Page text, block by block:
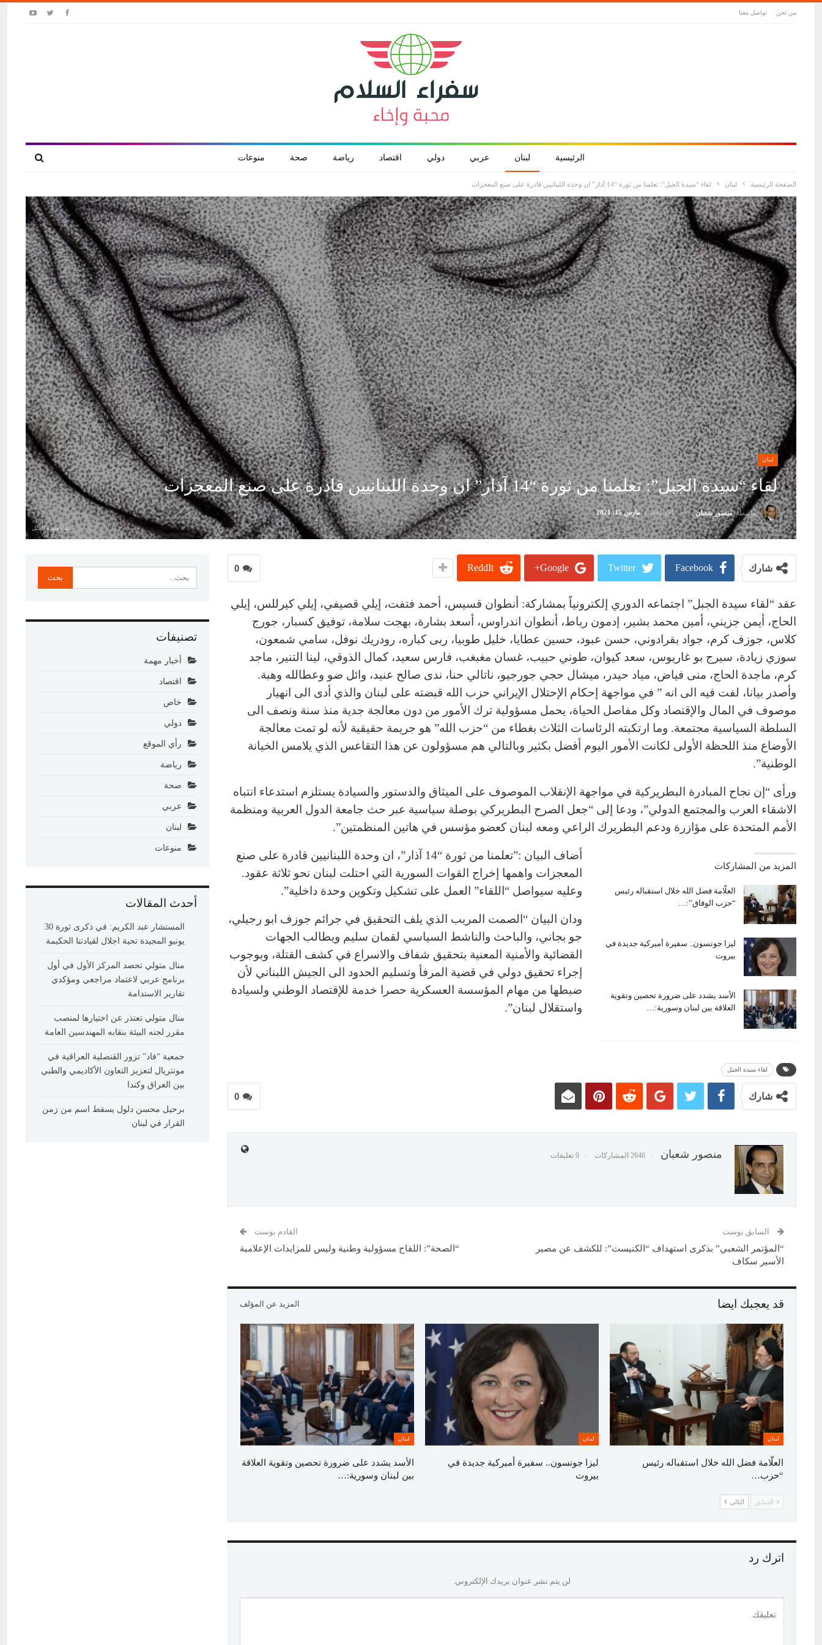
من نحن تواصل معنا
الرئيسية لبنان عربي دولي اقتصاد رياضة صحة منوعات
الصفحة الرئيسية لبنان لقاء “سيدة الجبل”: تعلمنا من ثورة “14 آذار” ان وحدة اللبنانيين قادرة على صنع المعجزات
لبنان
لقاء “سيدة الجبل”: تعلمنا من ثورة “14 آذار” ان وحدة اللبنانيين قادرة على صنع المعجزات
بواسطةمنصور شعبان آخر تحديث مارس 15, 2021
لقاء سيدة الجبل
0 شارك Facebook
Twitter
Google+
ReddIt
عقد “لقاء سيدة الجبل” اجتماعه الدوري إلكترونياً بمشاركة: أنطوان قسيس، أحمد فتفت، إيلي قصيفي، إيلي كيرللس، إيلي
الحاج، أيمن جزيني، أمين محمد بشير، إدمون رباط، أنطوان اندراوس، أسعد بشارة، بهجت سلامة، توفيق كسبار، جورج
كلاس، جوزف كرم، جواد بقرادوني، حسن عبود، حسين عطايا، خليل طوبيا، ربى كباره، رودريك نوفل، سامي شمعون،
سوزي زيادة، سيرج بو غاريوس، سعد كيوان، طوني حبيب، غسان مغبغب، فارس سعيد، كمال الذوقي، لينا التنير، ماجد
كرم، ماجدة الحاج، منى فياض، مياد حيدر، ميشال حجي جورجيو، ناتالي حنا، ندى صالح عنيد، وائل ضو وعطالله وهبة.
وأصدر بيانا، لفت فيه الى انه ” في مواجهة إحكام الإحتلال الإيراني حزب الله قبضته على لبنان والذي أدى الى انهيار
موصوف في المال والإقتصاد وكل مفاصل الحياة، يحمل مسؤولية ترك الأمور من دون معالجة جدية منذ سنة ونصف الى
السلطة السياسية مجتمعة. وما ارتكبته الرئاسات الثلاث بغطاء من “حزب الله” هو جريمة حقيقية لأنه لو تمت معالجة
الأوضاع منذ اللحظة الأولى لكانت الأمور اليوم أفضل بكثير وبالتالي هم مسؤولون عن هذا التقاعس الذي يلامس الخيانة
الوطنية”.
ورأى “إن نجاح المبادرة البطريركية في مواجهة الإنقلاب الموصوف على الميثاق والدستور والسيادة يستلزم استدعاء انتباه
الاشقاء العرب والمجتمع الدولي”، ودعا إلى “جعل الصرح البطريركي بوصلة سياسية عبر حث جامعة الدول العربية ومنظمة
الأمم المتحدة على مؤازرة ودعم البطريرك الراعي ومعه لبنان كعضو مؤسس في هاتين المنظمتين”.
المزيد من المشاركات
العلّامة فضل الله خلال استقباله رئيس
“حزب الوفاق”:…
ليزا جونسون.. سفيرة أميركية جديدة في
بيروت
الأسد يشدد على ضرورة تحصين وتقوية
العلاقة بين لبنان وسورية:…
أضاف البيان :”تعلمنا من ثورة “14 آذار”، ان وحدة اللبنانيين قادرة على صنع
المعجزات واهمها إخراج القوات السورية التي احتلت لبنان نحو ثلاثة عقود.
وعليه سيواصل “اللقاء” العمل على تشكيل وتكوين وحدة داخلية”.
ودان البيان “الصمت المريب الذي يلف التحقيق في جرائم جوزف ابو رجيلي،
جو بجاني، والباحث والناشط السياسي لقمان سليم ويطالب الجهات
القضائية والأمنية المعنية بتحقيق شفاف والاسراع في كشف القتلة، وبوجوب
إجراء تحقيق دولي في قضية المرفأ وتسليم الحدود الى الجيش اللبناني لأن
ضبطها من مهام المؤسسة العسكرية حصرا خدمة للإقتصاد الوطني ولسيادة
واستقلال لبنان”.
لقاء سيدة الجبل
0 شارك
منصور شعبان 2646 المشاركات 0 تعليقات
السابق بوست
“المؤتمر الشعبي” بذكرى استهداف “الكنيست”: للكشف عن مصير
الأسير سكاف
القادم بوست
“الصحة”: اللقاح مسؤولية وطنية وليس للمزايدات الإعلامية
قد يعجبك ايضا المزيد عن المؤلف
لبنان
العلّامة فضل الله خلال استقباله رئيس
“حزب…
لبنان
ليزا جونسون.. سفيرة أميركية جديدة في
بيروت
لبنان
الأسد يشدد على ضرورة تحصين وتقوية العلاقة
بين لبنان وسورية:…
السابق التالي
اترك رد
لن يتم نشر عنوان بريدك الإلكتروني.
تصنيفات
أخبار مهمة
اقتصاد
خاص
دولي
رأي الموقع
رياضة
صحة
عربي
لبنان
منوعات
أحدث المقالات
المستشار عبد الكريم: في ذكرى ثورة 30
يونيو المجيدة تحية اجلال لقيادتنا الحكيمة
منال متولي تحصد المركز الأول في أول
برنامج عربي لاعتماد مراجعي ومؤكدي
تقارير الاستدامة
منال متولي تعتذر عن اختيارها لمنصب
مقرر لجنه البيئة بنقابه المهندسين العامة
جمعية “فاد” تزور القنصلية العراقية في
مونتريال لتعزيز التعاون الأكاديمي والطبي
بين العراق وكندا
برحيل محسن دلول يسقط اسم من زمن
القرار في لبنان